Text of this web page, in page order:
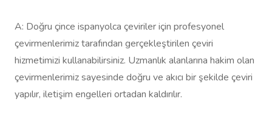
A: Doğru çince ispanyolca çeviriler için profesyonel
çevirmenlerimiz tarafından gerçekleştirilen çeviri
hizmetimizi kullanabilirsiniz. Uzmanlık alanlarına hakim olan
çevirmenlerimiz sayesinde doğru ve akıcı bir şekilde çeviri
yapılır, iletişim engelleri ortadan kaldırılır.